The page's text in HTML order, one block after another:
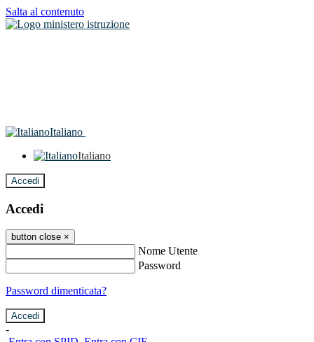
Salta al contenuto
Italiano
Italiano
Accedi
Accedi
button close ×
Nome Utente
Password
Password dimenticata?
-